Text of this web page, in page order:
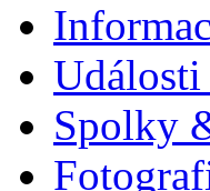
Spolky